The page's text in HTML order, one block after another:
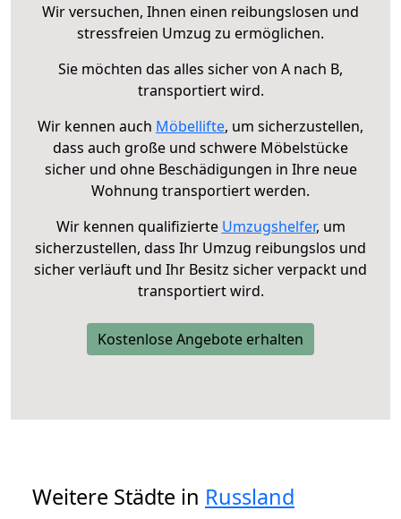
Wir versuchen, Ihnen einen reibungslosen und
stressfreien Umzug zu ermöglichen.
Sie möchten das alles sicher von A nach B,
transportiert wird.
Wir kennen auch Möbellifte, um sicherzustellen,
dass auch große und schwere Möbelstücke
sicher und ohne Beschädigungen in Ihre neue
Wohnung transportiert werden.
Wir kennen qualifizierte Umzugshelfer, um
sicherzustellen, dass Ihr Umzug reibungslos und
sicher verläuft und Ihr Besitz sicher verpackt und
transportiert wird.
Kostenlose Angebote erhalten
Weitere Städte in Russland